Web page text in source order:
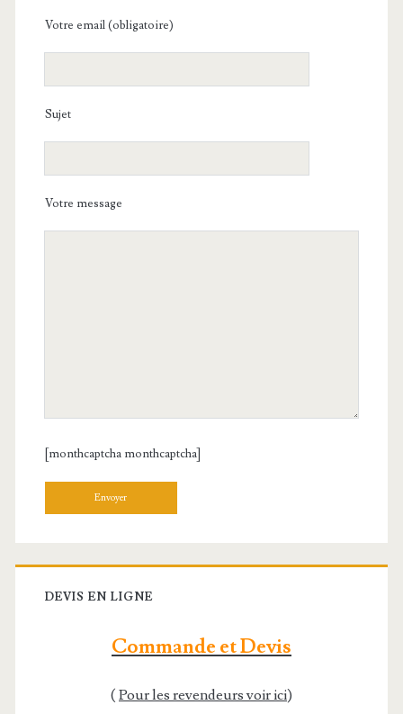
Votre email (obligatoire)
Sujet
Votre message
[monthcaptcha monthcaptcha]
DEVIS EN LIGNE
Commande et Devis
( Pour les revendeurs voir ici)